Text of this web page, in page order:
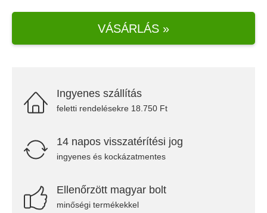
VÁSÁRLÁS »
Ingyenes szállítás
feletti rendelésekre 18.750 Ft
14 napos visszatérítési jog
ingyenes és kockázatmentes
Ellenőrzött magyar bolt
minőségi termékekkel